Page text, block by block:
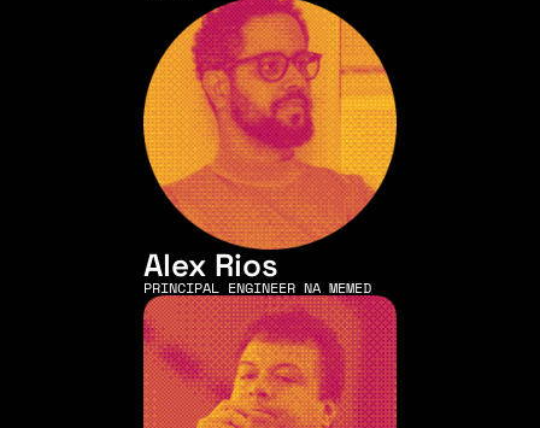
Alex Rios
PRINCIPAL ENGINEER NA MEMED